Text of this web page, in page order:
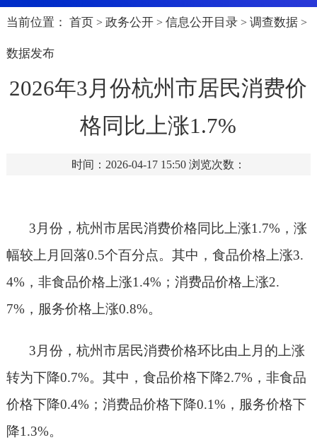
当前位置： 首页 > 政务公开 > 信息公开目录 > 调查数据 >
数据发布
2026年3月份杭州市居民消费价
格同比上涨1.7%
时间：2026-04-17 15:50 浏览次数：
3月份，杭州市居民消费价格同比上涨1.7%，涨
幅较上月回落0.5个百分点。其中，食品价格上涨3.
4%，非食品价格上涨1.4%；消费品价格上涨2.
7%，服务价格上涨0.8%。
3 月份 ，杭州市居民消费价格环比由上月的上涨
转为下降0.7%。 其中，食品价格下降2.7%，非食品
价格下降0.4%；消费品价格下降0.1%，服务价格下
降1.3%。